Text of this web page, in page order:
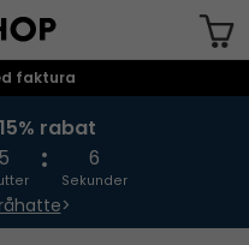
tilføjet til din
faktura
rabat
6
Sekunder
>